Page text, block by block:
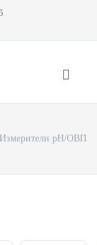
Измерители pH/ОВП